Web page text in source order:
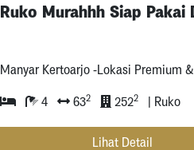
Manyar Kertoarjo -Lokasi Premium &
4 632 2522 | Ruko
Lihat Detail